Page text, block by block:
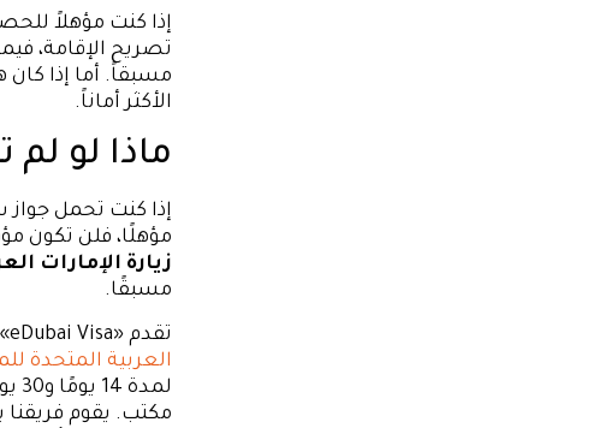
إذا كنت مؤهلاً
تصريح الإقامة،
مسبقاً. أما إذا
الأكثر أماناً.
ماذا لو لم
إذا كنت تحمل
مؤهلًا، فلن تكون
زيارة الإمارات
مسبقًا.
تقدم «eDubai Visa»
العربية المتحدة
مكتب. يقوم